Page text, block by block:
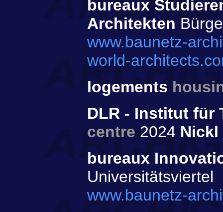
bureaux
Architekten
www.baunetz-
world-
logements
DLR - Institut für
centre 2024 Nickl
bureaux
Universitätsviertel
www.baunetz-